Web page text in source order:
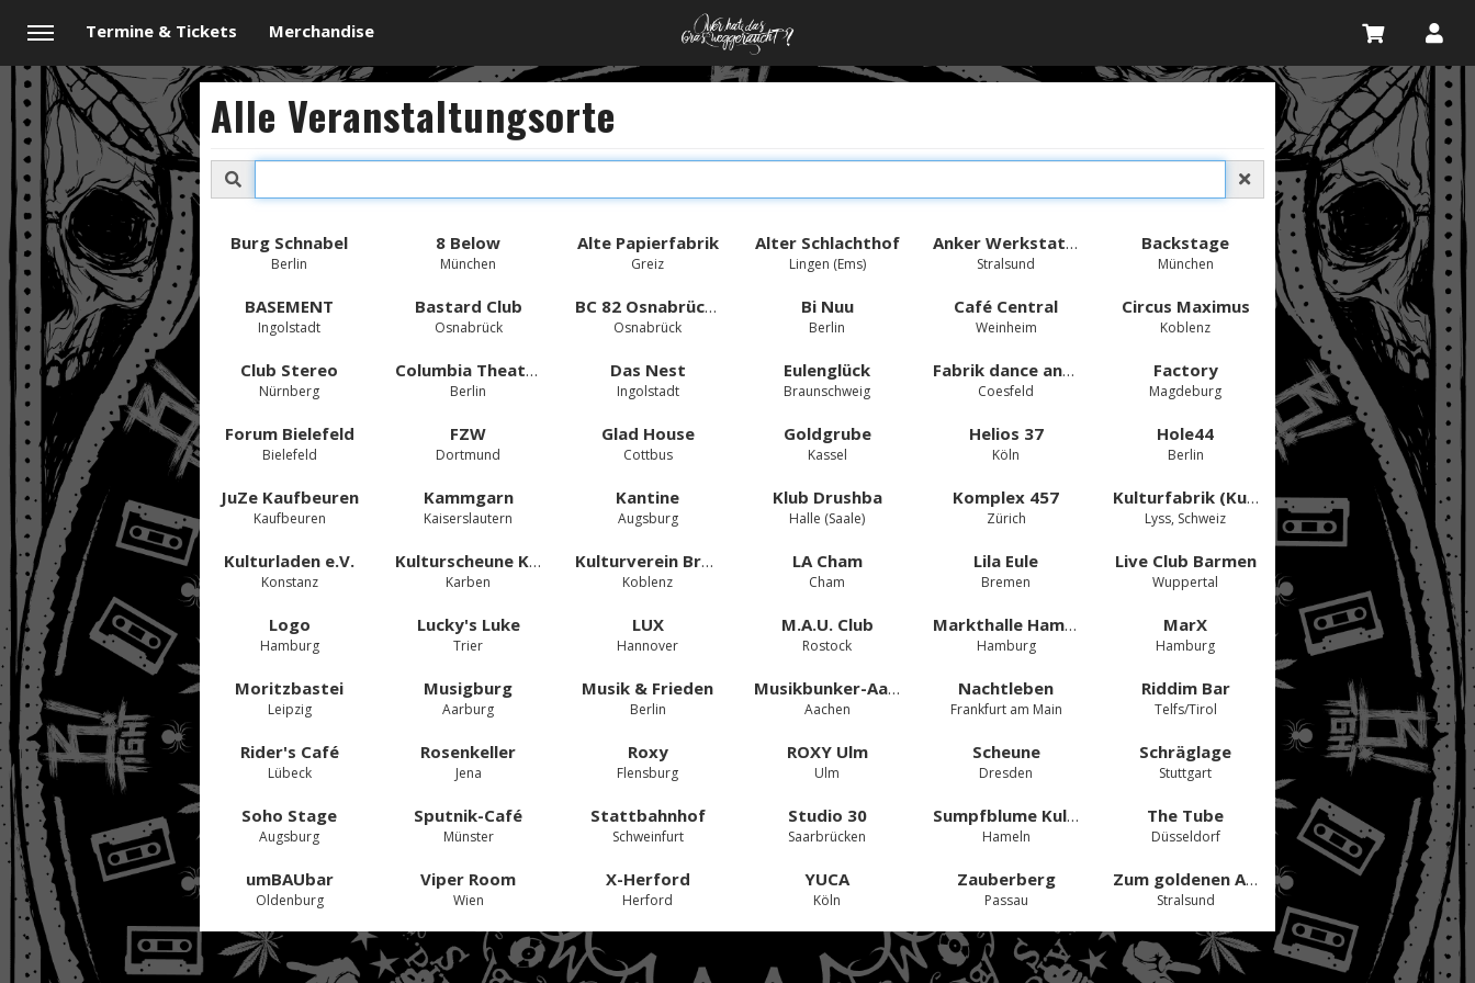
Termine & Tickets Merchandise
Alle Veranstaltungsorte
Burg Schnabel
Berlin
8 Below
München
Alte Papierfabrik
Greiz
Alter Schlachthof
Lingen (Ems)
Anker Werkstatt Stralsund
Stralsund
Backstage
München
BASEMENT
Ingolstadt
Bastard Club
Osnabrück
BC 82 Osnabrück e.V.
Osnabrück
Bi Nuu
Berlin
Café Central
Weinheim
Circus Maximus
Koblenz
Club Stereo
Nürnberg
Columbia Theater
Berlin
Das Nest
Ingolstadt
Eulenglück
Braunschweig
Fabrik dance and show theatre GmbH
Coesfeld
Factory
Magdeburg
Forum Bielefeld
Bielefeld
FZW
Dortmund
Glad House
Cottbus
Goldgrube
Kassel
Helios 37
Köln
Hole44
Berlin
JuZe Kaufbeuren
Kaufbeuren
Kammgarn
Kaiserslautern
Kantine
Augsburg
Klub Drushba
Halle (Saale)
Komplex 457
Zürich
Kulturfabrik (Kufa Lyss)
Lyss, Schweiz
Kulturladen e.V.
Konstanz
Kulturscheune Karben e.V.
Karben
Kulturverein Brot und Spiele e.V.
Koblenz
LA Cham
Cham
Lila Eule
Bremen
Live Club Barmen
Wuppertal
Logo
Hamburg
Lucky's Luke
Trier
LUX
Hannover
M.A.U. Club
Rostock
Markthalle Hamburg
Hamburg
MarX
Hamburg
Moritzbastei
Leipzig
Musigburg
Aarburg
Musik & Frieden
Berlin
Musikbunker-Aachen e.V.
Aachen
Nachtleben
Frankfurt am Main
Riddim Bar
Telfs/Tirol
Rider's Café
Lübeck
Rosenkeller
Jena
Roxy
Flensburg
ROXY Ulm
Ulm
Scheune
Dresden
Schräglage
Stuttgart
Soho Stage
Augsburg
Sputnik-Café
Münster
Stattbahnhof
Schweinfurt
Studio 30
Saarbrücken
Sumpfblume Kultur- und Kommunikationszentrum GmbH
Hameln
The Tube
Düsseldorf
umBAUbar
Oldenburg
Viper Room
Wien
X-Herford
Herford
YUCA
Köln
Zauberberg
Passau
Zum goldenen Anker
Stralsund